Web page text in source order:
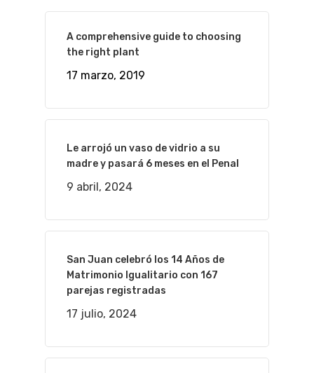
A comprehensive guide to choosing
the right plant
17 marzo, 2019
Le arrojó un vaso de vidrio a su
madre y pasará 6 meses en el Penal
9 abril, 2024
San Juan celebró los 14 Años de
Matrimonio Igualitario con 167
parejas registradas
17 julio, 2024